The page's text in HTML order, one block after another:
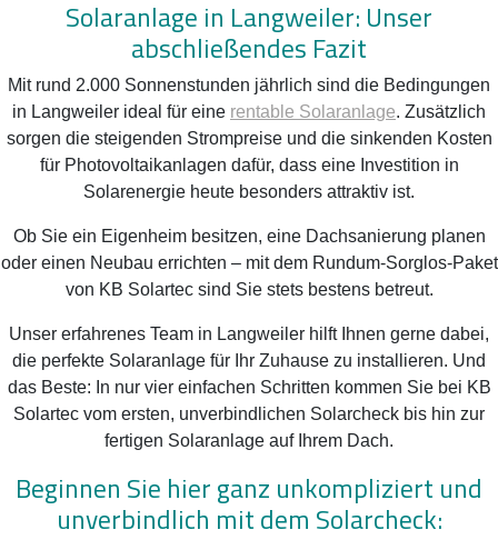
Solaranlage in Langweiler: Unser
abschließendes Fazit
Mit rund 2.000 Sonnenstunden jährlich sind die Bedingungen
in Langweiler ideal für eine rentable Solaranlage. Zusätzlich
sorgen die steigenden Strompreise und die sinkenden Kosten
für Photovoltaikanlagen dafür, dass eine Investition in
Solarenergie heute besonders attraktiv ist.
Ob Sie ein Eigenheim besitzen, eine Dachsanierung planen
oder einen Neubau errichten – mit dem Rundum-Sorglos-Paket
von KB Solartec sind Sie stets bestens betreut.
Unser erfahrenes Team in Langweiler hilft Ihnen gerne dabei,
die perfekte Solaranlage für Ihr Zuhause zu installieren. Und
das Beste: In nur vier einfachen Schritten kommen Sie bei KB
Solartec vom ersten, unverbindlichen Solarcheck bis hin zur
fertigen Solaranlage auf Ihrem Dach.
Beginnen Sie hier ganz unkompliziert und
unverbindlich mit dem Solarcheck: